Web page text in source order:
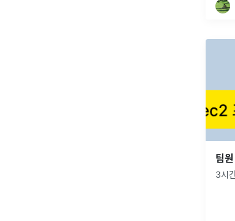
팀
3시